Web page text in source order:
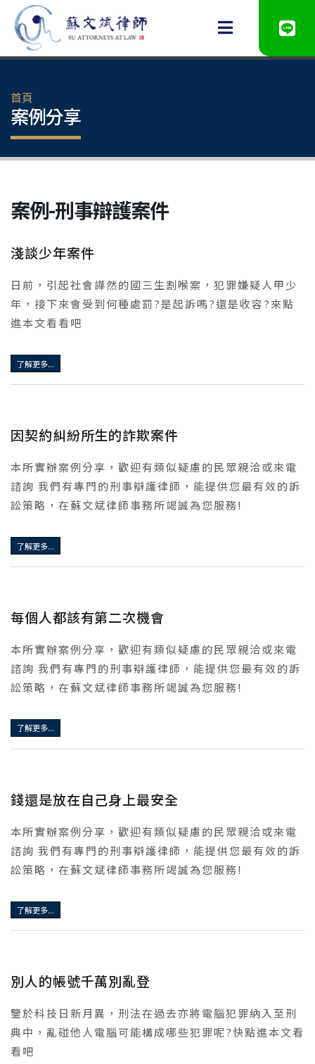
首頁
案例分享
案例-刑事辯護案件
淺談少年案件
日前，引起社會譁然的國三生割喉案，犯罪嫌疑人甲少
年，接下來會受到何種處罰?是起訴嗎?還是收容?來點
進本文看看吧
了解更多...
因契約糾紛所生的詐欺案件
本所實辦案例分享，歡迎有類似疑慮的民眾親洽或來電
諮詢 我們有專門的刑事辯護律師，能提供您最有效的訴
訟策略，在蘇文斌律師事務所竭誠為您服務!
了解更多...
每個人都該有第二次機會
本所實辦案例分享，歡迎有類似疑慮的民眾親洽或來電
諮詢 我們有專門的刑事辯護律師，能提供您最有效的訴
訟策略，在蘇文斌律師事務所竭誠為您服務!
了解更多...
錢還是放在自己身上最安全
本所實辦案例分享，歡迎有類似疑慮的民眾親洽或來電
諮詢 我們有專門的刑事辯護律師，能提供您最有效的訴
訟策略，在蘇文斌律師事務所竭誠為您服務!
了解更多...
別人的帳號千萬別亂登
鑒於科技日新月異，刑法在過去亦將電腦犯罪納入至刑
典中，亂碰他人電腦可能構成哪些犯罪呢?快點進本文看
看吧